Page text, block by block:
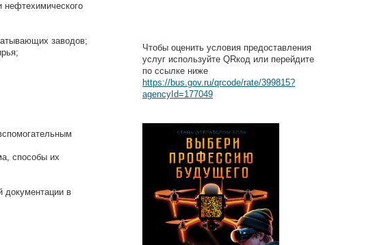
заводов;
способы их
документации в
Чтобы оценить условия предоставления
услуг используйте QRкод или перейдите
по ссылке ниже
https://bus.gov.ru/qrcode/rate/399815?
agencyId=177049